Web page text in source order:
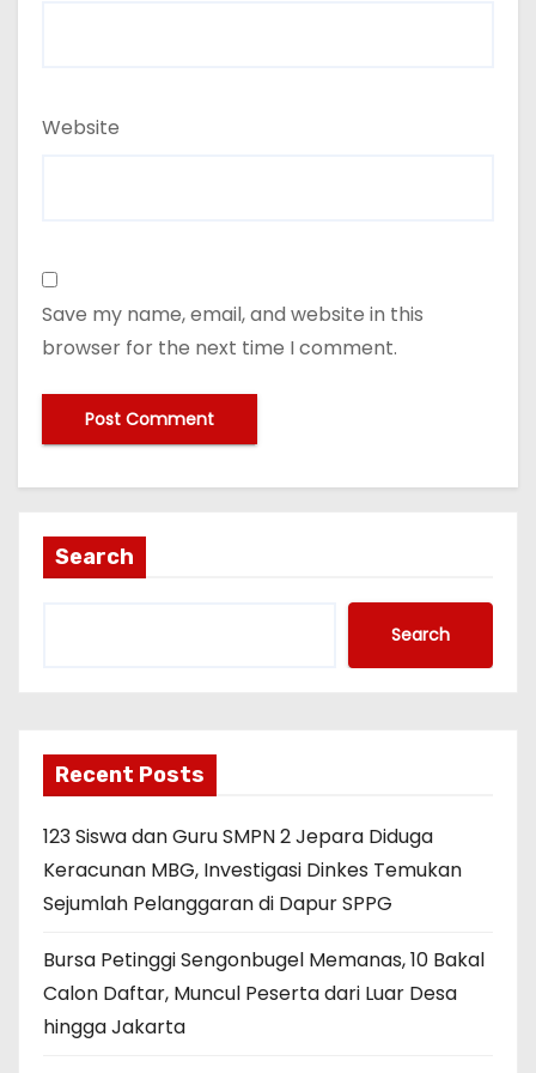
Website
Save my name, email, and website in this
browser for the next time I comment.
Search
Search
Recent Posts
123 Siswa dan Guru SMPN 2 Jepara Diduga
Keracunan MBG, Investigasi Dinkes Temukan
Sejumlah Pelanggaran di Dapur SPPG
Bursa Petinggi Sengonbugel Memanas, 10 Bakal
Calon Daftar, Muncul Peserta dari Luar Desa
hingga Jakarta